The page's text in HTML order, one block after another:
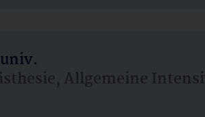
Allgemeine